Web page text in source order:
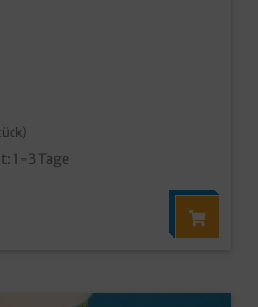
Logo Made in
auch individuell bedruckbar
1-3 Tage